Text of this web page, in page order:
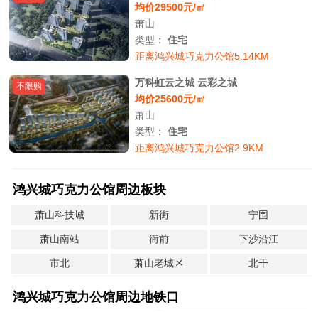
均价29500元/㎡
萧山
类型：住宅
距离鸿兴城巧克力公馆5.14KM
不限购
万科虹云之城 云彩之城
均价25600元/㎡
萧山
类型：住宅
距离鸿兴城巧克力公馆2.9KM
鸿兴城巧克力公馆周边板块
萧山科技城 新街 宁围
萧山南站 衙前 下沙沿江
市北 萧山老城区 北干
鸿兴城巧克力公馆周边地铁口